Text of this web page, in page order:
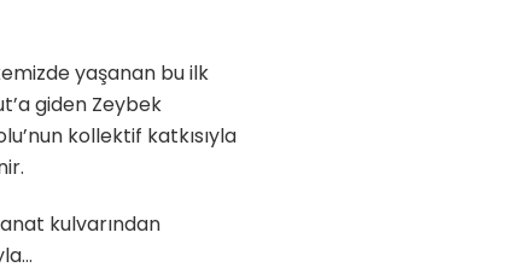
yaşanan bu ilk
giden Zeybek
kollektif katkısıyla
kulvarından